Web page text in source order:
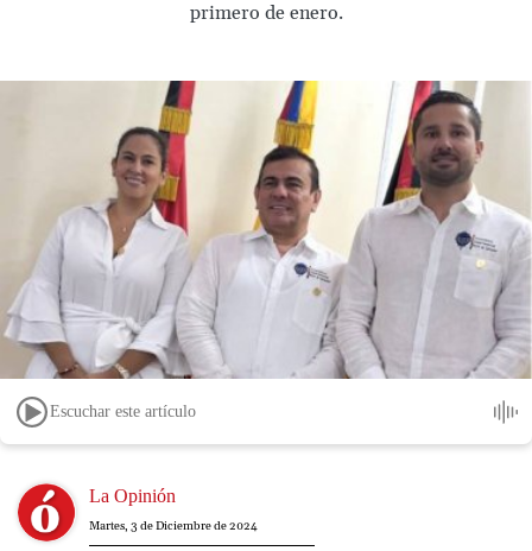
primero de enero.
Escuchar este artículo
Image La Opinión
Martes, 3 de Diciembre de 2024